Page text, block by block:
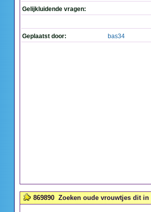
Gelijkluidende vragen:
Geplaatst door: bas34
869890 Zoeken oude vrouwtjes dit in